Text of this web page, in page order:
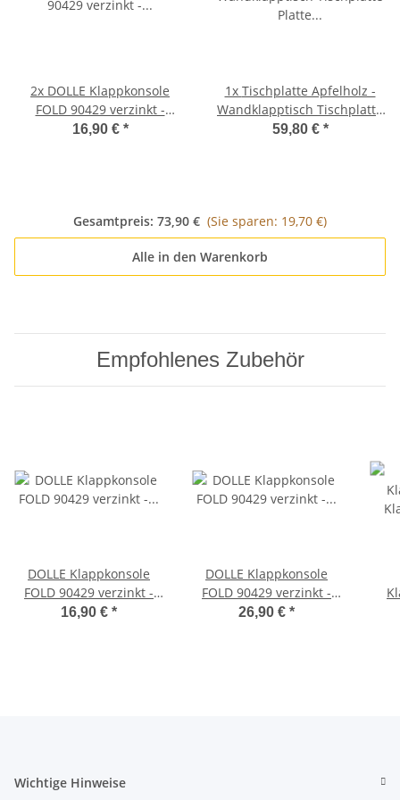
2x DOLLE Klappkonsole
FOLD 90429 verzinkt -
Klappenaussteller -
16,90 € *
1x Tischplatte Apfelholz -
Wandklapptisch Tischplatte
Platte Holzplatte B45 x T40
59,80 € *
Gesamtpreis: 73,90 € (Sie sparen: 19,70 €)
Alle in den Warenkorb
Empfohlenes Zubehör
DOLLE Klappkonsole
FOLD 90429 verzinkt -
Klappenaussteller -
16,90 € *
DOLLE Klappkonsole
FOLD 90429 verzinkt -
Klappenaussteller -
26,90 € *
Wichtige Hinweise